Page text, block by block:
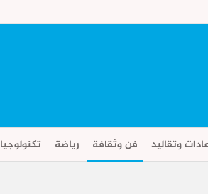
وتقاليد فن وثقافة رياضة تكنولوجيا